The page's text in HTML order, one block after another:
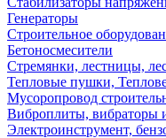
Генераторы
Строительное
Бетоносмесители
Стремянки, лестницы,
Тепловые пушки,
Мусоропровод
Виброплиты, вибраторы
Электроинструмент,